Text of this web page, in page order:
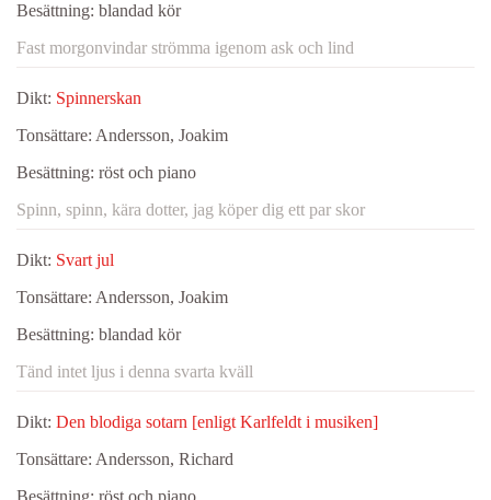
Besättning: blandad kör
Fast morgonvindar strömma igenom ask och lind
Dikt: Spinnerskan
Tonsättare: Andersson, Joakim
Besättning: röst och piano
Spinn, spinn, kära dotter, jag köper dig ett par skor
Dikt: Svart jul
Tonsättare: Andersson, Joakim
Besättning: blandad kör
Tänd intet ljus i denna svarta kväll
Dikt: Den blodiga sotarn [enligt Karlfeldt i musiken]
Tonsättare: Andersson, Richard
Besättning: röst och piano